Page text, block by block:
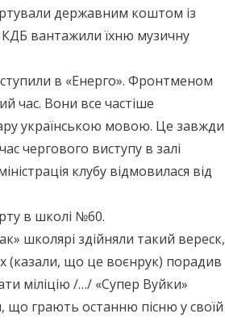
державним коштом із
КДБ вантажили їхню музичну
в «Енерго». Фронтменом
час. Вони все частіше
українською мовою. Це завжди
чергового виступу в залі
клубу відмовилася від
в школі №60.
школярі здійняли такий вереск,
(казали, що це воєнрук) порадив
міліцію /…/ «Супер Вуйки»
що грають останню пісню у своїй